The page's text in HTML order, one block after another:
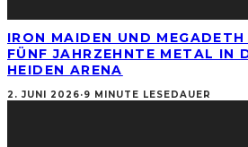
IRON MAIDEN UND
FÜNF JAHRZEHNTE METAL IN
HEIDEN ARENA
2. JUNI 2026·9 MINUTE LESEDAUER